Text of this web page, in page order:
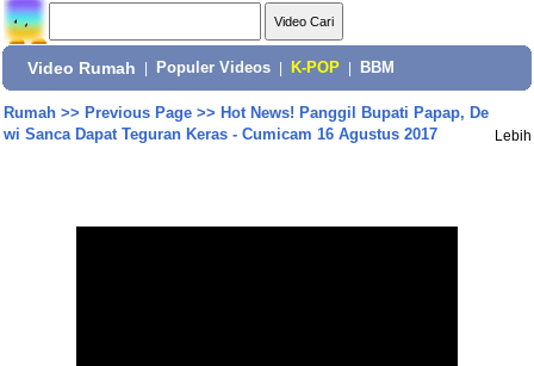
Video Rumah Populer Videos K-POP BBM
Rumah>> Previous Page>> Hot News! Panggil Bupati Papap, De
wi Sanca Dapat Teguran Keras - Cumicam 16 Agustus 2017
Lebih